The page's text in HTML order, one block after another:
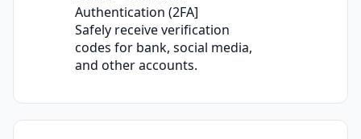
Authentication (2FA]
Safely receive verification
codes for bank, social media,
and other accounts.